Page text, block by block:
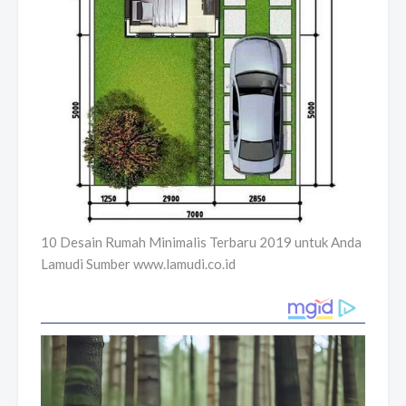
10 Desain Rumah Minimalis Terbaru 2019 untuk Anda
Lamudi Sumber www.lamudi.co.id